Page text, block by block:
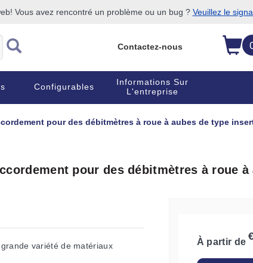
Vous avez rencontré un problème ou un bug ? Veuillez le
Contactez-nous
Configurables
Informations Sur
L'entreprise
pour des débitmètres à roue à aubes de type
pour des débitmètres à roue à
variété de matériaux À partir de